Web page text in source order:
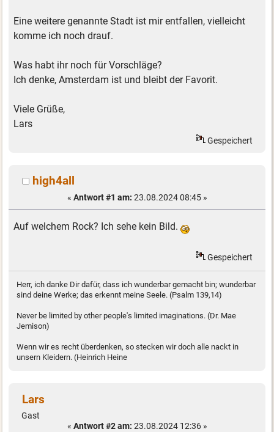
Eine weitere genannte Stadt ist mir entfallen, vielleicht
komme ich noch drauf.
Was habt ihr noch für Vorschläge?
Ich denke, Amsterdam ist und bleibt der Favorit.
Viele Grüße,
Lars
Gespeichert
high4all
« Antwort #1 am: 23.08.2024 08:45 »
Auf welchem Rock? Ich sehe kein Bild.
Gespeichert
Herr, ich danke Dir dafür, dass ich wunderbar gemacht bin; wunderbar
sind deine Werke; das erkennt meine Seele. (Psalm 139,14)
Never be limited by other people's limited imaginations. (Dr. Mae
Jemison)
Wenn wir es recht überdenken, so stecken wir doch alle nackt in
unsern Kleidern. (Heinrich Heine
Lars
Gast
« Antwort #2 am: 23.08.2024 12:36 »